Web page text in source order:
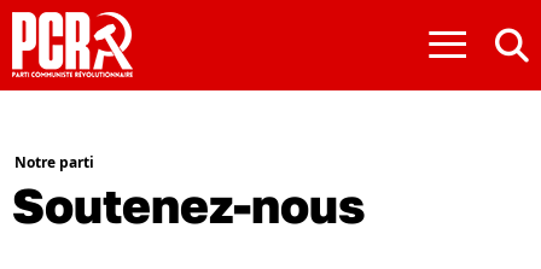
≡
Notre parti
Soutenez-nous